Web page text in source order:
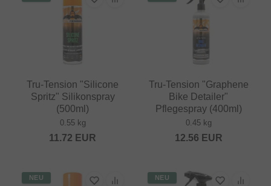
Tru-Tension "Silicone
Spritz" Silikonspray
(500ml)
0.55 kg
11.72 EUR
Tru-Tension "Graphene
Bike Detailer"
Pflegespray (400ml)
0.45 kg
12.56 EUR
NEU NEU